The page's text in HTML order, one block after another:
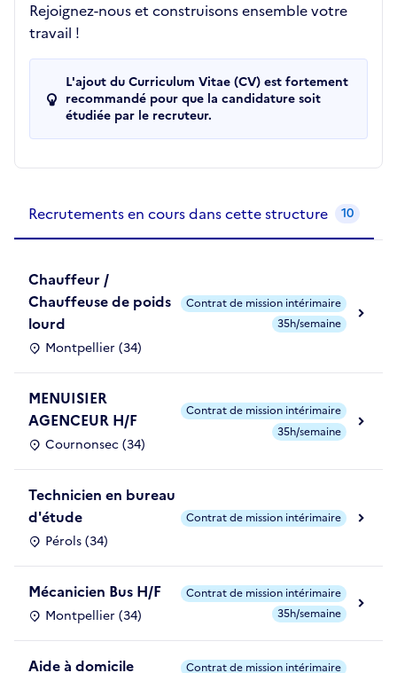
Rejoignez-nous et construisons ensemble votre
travail !
L'ajout du Curriculum Vitae (CV) est fortement
recommandé pour que la candidature soit
étudiée par le recruteur.
Recrutements en cours dans cette structure 10
Chauffeur /
Chauffeuse de poids
lourd
Montpellier (34)
Contrat de mission intérimaire
35h/semaine
MENUISIER
AGENCEUR H/F
Cournonsec (34)
Contrat de mission intérimaire
35h/semaine
Technicien en bureau
d'étude
Pérols (34)
Contrat de mission intérimaire
Mécanicien Bus H/F
Montpellier (34)
Contrat de mission intérimaire
35h/semaine
Aide à domicile
Contrat de mission intérimaire